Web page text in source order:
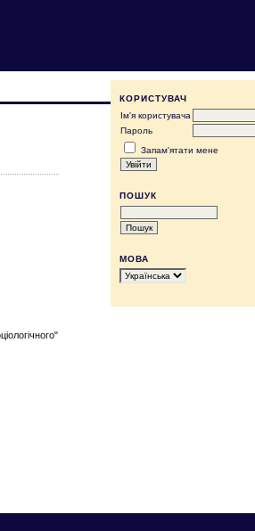
КОРИСТУВАЧ
Ім'я користувача
Пароль
Запам'ятати мене
ПОШУК
МОВА